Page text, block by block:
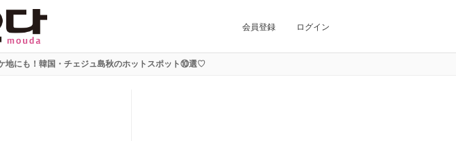
会員登録 ログイン
地にも！韓国・チェジュ島秋のホットスポット⑩選♡